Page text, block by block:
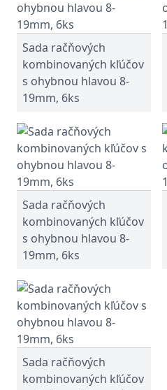
Sada račňových
kombinovaných kľúčov
s ohybnou hlavou 8-
19mm, 6ks
Sada račňových
kombinovaných kľúčov
s ohybnou hlavou 8-
19mm, 6ks
Sada račňových
kombinovaných kľúčov